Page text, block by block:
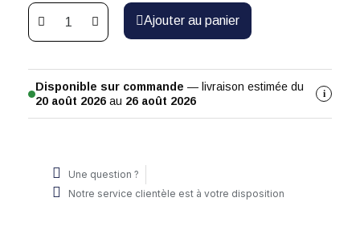
Ajouter au panier
Disponible sur commande — livraison estimée du
20 août 2026 au 26 août 2026
i
Une question ?
Notre service clientèle est à votre disposition